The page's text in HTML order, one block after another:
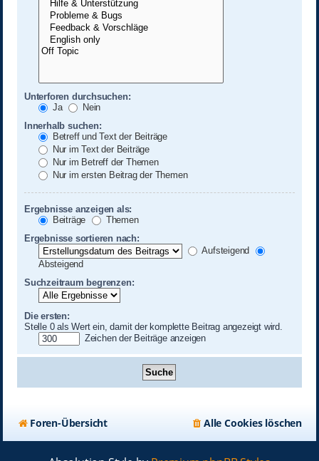
Unterforen durchsuchen:
Ja
Nein
Innerhalb suchen:
Betreff und Text der Beiträge
Nur im Text der Beiträge
Nur im Betreff der Themen
Nur im ersten Beitrag der Themen
Ergebnisse anzeigen als:
Beiträge
Themen
Ergebnisse sortieren nach:
Aufsteigend
Absteigend
Suchzeitraum begrenzen:
Die ersten:
Stelle 0 als Wert ein, damit der komplette Beitrag angezeigt wird.
Zeichen der Beiträge anzeigen
Foren-Übersicht Alle Cookies löschen